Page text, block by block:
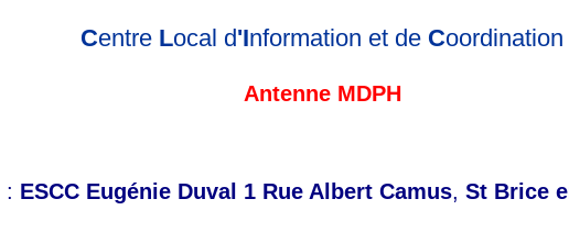
Centre Local d'Information et de Coordination
Antenne MDPH
: ESCC Eugénie Duval 1 Rue Albert Camus, St Brice